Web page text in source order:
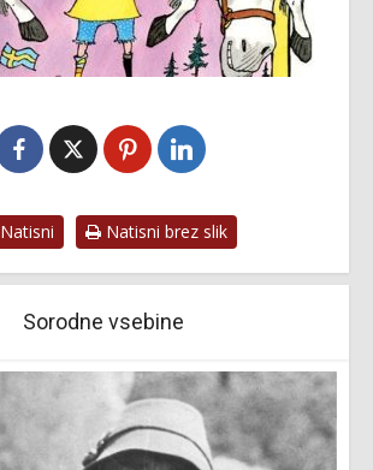
Natisni Natisni brez slik
Sorodne vsebine